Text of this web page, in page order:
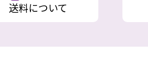
送料について